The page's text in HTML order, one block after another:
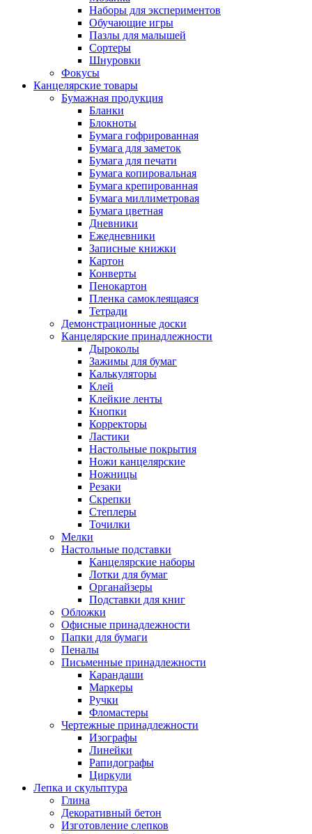
Наборы для экспериментов
Обучающие игры
Пазлы для малышей
Сортеры
Шнуровки
Фокусы
Канцелярские товары
Бумажная продукция
Бланки
Блокноты
Бумага гофрированная
Бумага для заметок
Бумага для печати
Бумага копировальная
Бумага крепированная
Бумага миллиметровая
Бумага цветная
Дневники
Ежедневники
Записные книжки
Картон
Конверты
Пенокартон
Пленка самоклеящаяся
Тетради
Демонстрационные доски
Канцелярские принадлежности
Дыроколы
Зажимы для бумаг
Калькуляторы
Клей
Клейкие ленты
Кнопки
Корректоры
Ластики
Настольные покрытия
Ножи канцелярские
Ножницы
Резаки
Скрепки
Степлеры
Точилки
Мелки
Настольные подставки
Канцелярские наборы
Лотки для бумаг
Органайзеры
Подставки для книг
Обложки
Офисные принадлежности
Папки для бумаги
Пеналы
Письменные принадлежности
Карандаши
Маркеры
Ручки
Фломастеры
Чертежные принадлежности
Изографы
Линейки
Рапидографы
Циркули
Лепка и скульптура
Глина
Декоративный бетон
Изготовление слепков